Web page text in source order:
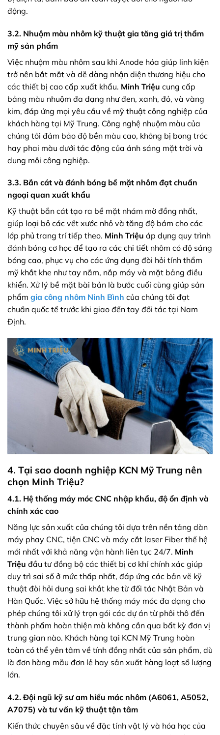
động.
3.2. Nhuộm màu nhôm kỹ thuật gia tăng giá trị thẩm
mỹ sản phẩm
Việc nhuộm màu nhôm sau khi Anode hóa giúp linh kiện
trở nên bắt mắt và dễ dàng nhận diện thương hiệu cho
các thiết bị cao cấp xuất khẩu. Minh Triệu cung cấp
bảng màu nhuộm đa dạng như đen, xanh, đỏ, và vàng
kim, đáp ứng mọi yêu cầu về mỹ thuật công nghiệp của
khách hàng tại Mỹ Trung. Công nghệ nhuộm màu của
chúng tôi đảm bảo độ bền màu cao, không bị bong tróc
hay phai màu dưới tác động của ánh sáng mặt trời và
dung môi công nghiệp.
3.3. Bắn cát và đánh bóng bề mặt nhôm đạt chuẩn
ngoại quan xuất khẩu
Kỹ thuật bắn cát tạo ra bề mặt nhám mờ đồng nhất,
giúp loại bỏ các vết xước nhỏ và tăng độ bám cho các
lớp phủ trang trí tiếp theo. Minh Triệu áp dụng quy trình
đánh bóng cơ học để tạo ra các chi tiết nhôm có độ sáng
bóng cao, phục vụ cho các ứng dụng đòi hỏi tính thẩm
mỹ khắt khe như tay nắm, nắp máy và mặt bảng điều
khiển. Xử lý bề mặt bài bản là bước cuối cùng giúp sản
phẩm gia công nhôm Ninh Bình của chúng tôi đạt
chuẩn quốc tế trước khi giao đến tay đối tác tại Nam
Định.
4. Tại sao doanh nghiệp KCN Mỹ Trung nên
chọn Minh Triệu?
4.1. Hệ thống máy móc CNC nhập khẩu, độ ổn định và
chính xác cao
Năng lực sản xuất của chúng tôi dựa trên nền tảng dàn
máy phay CNC, tiện CNC và máy cắt laser Fiber thế hệ
mới nhất với khả năng vận hành liên tục 24/7. Minh
Triệu đầu tư đồng bộ các thiết bị cơ khí chính xác giúp
duy trì sai số ở mức thấp nhất, đáp ứng các bản vẽ kỹ
thuật đòi hỏi dung sai khắt khe từ đối tác Nhật Bản và
Hàn Quốc. Việc sở hữu hệ thống máy móc đa dạng cho
phép chúng tôi xử lý trọn gói các dự án từ phôi thô đến
thành phẩm hoàn thiện mà không cần qua bất kỳ đơn vị
trung gian nào. Khách hàng tại KCN Mỹ Trung hoàn
toàn có thể yên tâm về tính đồng nhất của sản phẩm, dù
là đơn hàng mẫu đơn lẻ hay sản xuất hàng loạt số lượng
lớn.
4.2. Đội ngũ kỹ sư am hiểu mác nhôm (A6061, A5052,
A7075) và tư vấn kỹ thuật tận tâm
Kiến thức chuyên sâu về đặc tính vật lý và hóa học của